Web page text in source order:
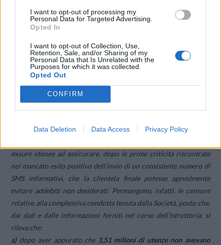
I want to opt-out of processing my
Personal Data for Targeted Advertising.
Opted In
I want to opt-out of Collection, Use,
Retention, Sale, and/or Sharing of my
Personal Data that Is Unrelated with the
Purposes for which it was collected.
Opted Out
CONFIRM
Data Deletion Data Access Privacy Policy
di consentire una scelta consapevole da parte degli utenti. Sulla
scorta di tali considerazioni, non possono trovare accoglimento
le difese svolte dalla Società in merito alla omissione, sia nell’SMS
che sullaorphan pagedel sito aziendale, delle informazioni
attinenti al diritto di recesso ed ai connessi termini e modalità per
esercitarlo, non essendo sufficienti le indicazioni circa le
procedure di disattivazione fornite, tramite IVR e successivo
SMS, solo ai clienti che ne hanno fatto richiesta. Più in generale,
alla clientela in occasione della campagna di rimodulazione in
misure idonee ad assicurare, dopo le prime criticità riscontrate
nel mancato esito positivo dell’invio di un consistente numero di
SMS informativi, che la clientela finale potesse agevolmente
evitare addebiti non desiderati. Permangono, infatti, le censure
relative alla complessiva condotta tenuta dalla Società, posto che,
dai dati e dalle informazioni forniti nel corso dell’istruttoria, si
rileva che:
a)dopo aver appurato che 1,51 milioni di utenze non avevano